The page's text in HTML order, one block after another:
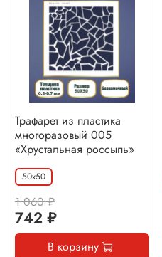
Трафарет из пластика
многоразовый 005
«Хрустальная россыпь»
50х50
1 060 ₽
742 ₽
В корзину